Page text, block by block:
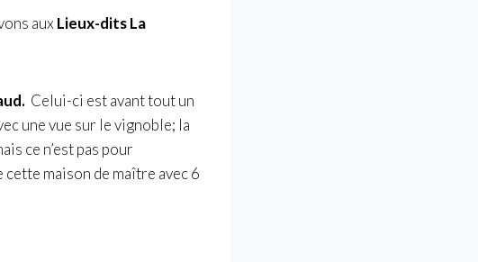
auxLieux-dits La
Celui-ci est avant tout un
une vue sur le vignoble; la
ce n’est pas pour
cette maison de maître avec 6